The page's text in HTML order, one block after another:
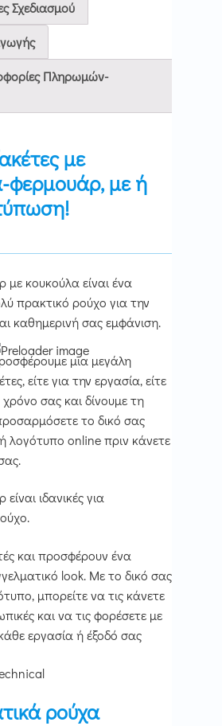
μπορούν
στη
του
Σχεδιασμού
Πληρωμών-
με
φερμουάρ, με ή
με κουκούλα είναι ένα
πρακτικό ρούχο για την
καθημερινή σας εμφάνιση.
μια μεγάλη
είτε για την εργασία, είτε
σας και δίνουμε τη
το δικό σας
λογότυπο online πριν κάνετε
ιδανικές για
και προσφέρουν ένα
look. Με το δικό σας
μπορείτε να τις κάνετε
και να τις φορέσετε με
εργασία ή έξοδό σας
ρούχα